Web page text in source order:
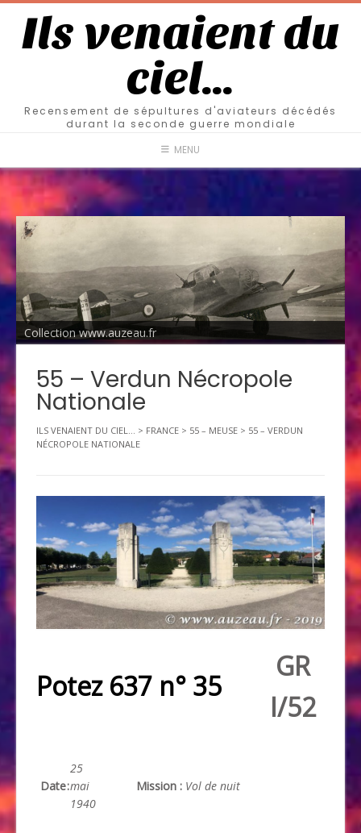
Ils venaient du
ciel…
Recensement de sépultures d'aviateurs décédés
durant la seconde guerre mondiale
MENU
Collection www.auzeau.fr
55 – Verdun Nécropole
Nationale
ILS VENAIENT DU CIEL... > FRANCE > 55 – MEUSE > 55 – VERDUN
NÉCROPOLE NATIONALE
Potez 637 n° 35
GR
I/52
Date:
25
mai
1940
Mission : Vol de nuit